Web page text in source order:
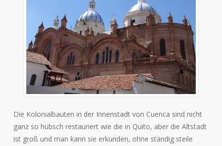
Die Kolonialbauten in der Innenstadt von Cuenca sind nicht
ganz so hübsch restauriert wie die in Quito, aber die Altstadt
ist groß und man kann sie erkunden, ohne ständig steile